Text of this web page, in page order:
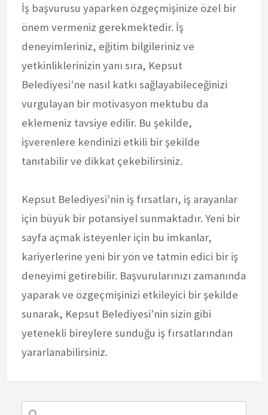
İş başvurusu yaparken özgeçmişinize özel bir
önem vermeniz gerekmektedir. İş
deneyimleriniz, eğitim bilgileriniz ve
yetkinliklerinizin yanı sıra, Kepsut
Belediyesi'ne nasıl katkı sağlayabileceğinizi
vurgulayan bir motivasyon mektubu da
eklemeniz tavsiye edilir. Bu şekilde,
işverenlere kendinizi etkili bir şekilde
tanıtabilir ve dikkat çekebilirsiniz.
Kepsut Belediyesi'nin iş fırsatları, iş arayanlar
için büyük bir potansiyel sunmaktadır. Yeni bir
sayfa açmak isteyenler için bu imkanlar,
kariyerlerine yeni bir yön ve tatmin edici bir iş
deneyimi getirebilir. Başvurularınızı zamanında
yaparak ve özgeçmişinizi etkileyici bir şekilde
sunarak, Kepsut Belediyesi'nin sizin gibi
yetenekli bireylere sunduğu iş fırsatlarından
yararlanabilirsiniz.